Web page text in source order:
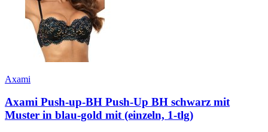
Axami
Axami Push-up-BH Push-Up BH schwarz mit
Muster in blau-gold mit (einzeln, 1-tlg)